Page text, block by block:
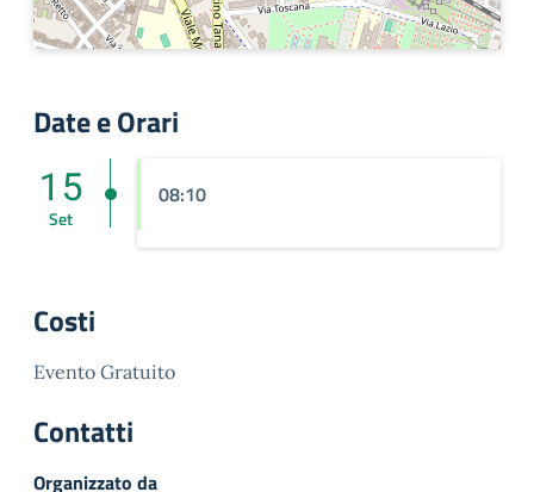
Date e Orari
08:10
15
Set
Costi
Evento Gratuito
Contatti
Organizzato da